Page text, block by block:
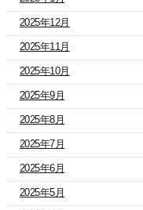
2025年12月
2025年11月
2025年10月
2025年9月
2025年8月
2025年7月
2025年6月
2025年5月